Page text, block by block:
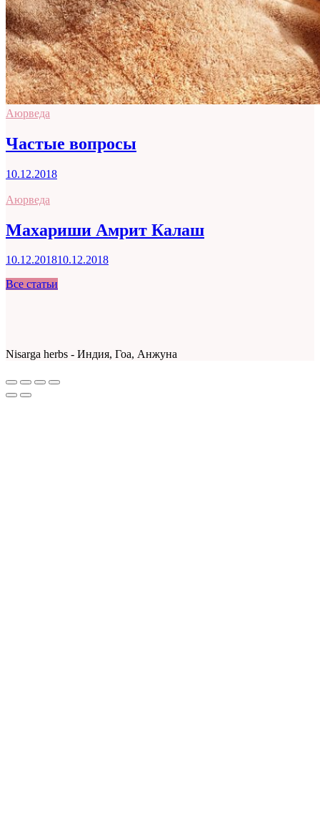
Аюрведа
Частые вопросы
10.12.2018
Аюрведа
Махариши Амрит Калаш
10.12.201810.12.2018
Все статьи
Nisarga herbs - Индия, Гоа, Анжуна